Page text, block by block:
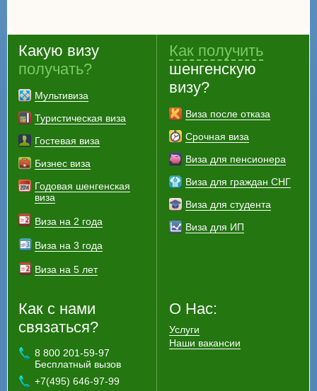
Какую визу
получать?
Мультивиза
Туристическая виза
Гостевая виза
Бизнес виза
Годовая шенгенская
виза
Виза на 2 года
Виза на 3 года
Виза на 5 лет
Как получить
шенгенскую
визу?
Виза после отказа
Срочная виза
Виза для пенсионера
Виза для граждан СНГ
Виза для студента
Виза для ИП
Как с нами
связаться?
8 800 201-59-97
Бесплатный вызов
+7(495) 646-97-99
О Нас:
Услуги
Наши вакансии